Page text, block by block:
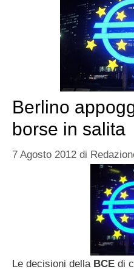
Berlino
borse in salita
7 Agosto 2012 di
Le decisioni della BCE di